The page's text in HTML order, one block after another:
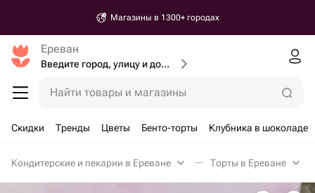
Магазины в 1300+ городах
Ереван
Введите город, улицу и дом доставки
Найти товары и магазины
Скидки Тренды Цветы Бенто-торты Клубника в шоколаде
Кондитерские и пекарни в Ереване Торты в Ереване